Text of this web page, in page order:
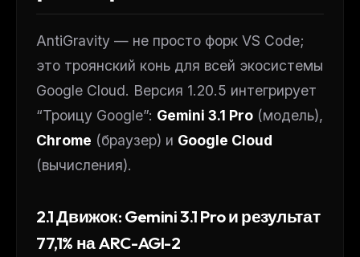
AntiGravity — не просто форк VS Code;
это троянский конь для всей экосистемы
Google Cloud. Версия 1.20.5 интегрирует
“Троицу Google”: Gemini 3.1 Pro (модель),
Chrome (браузер) и Google Cloud
(вычисления).
2.1 Движок: Gemini 3.1 Pro и результат
77,1% на ARC-AGI-2